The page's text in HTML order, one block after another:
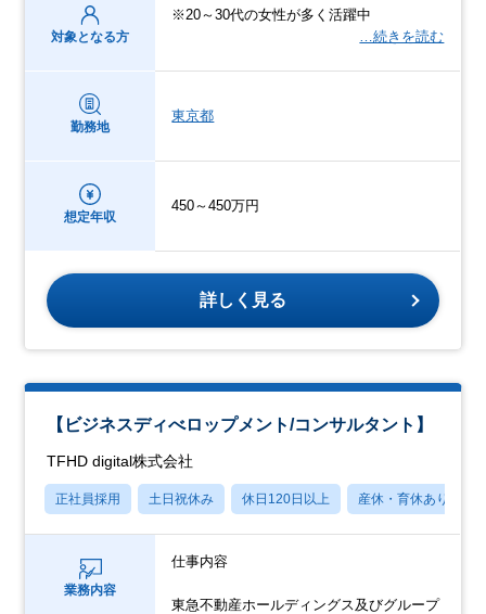
対象となる方
※20～30代の女性が多く活躍中
…続きを読む
勤務地
東京都
想定年収
450～450万円
詳しく見る
【ビジネスディべロップメント/コンサルタント】
TFHD digital株式会社
正社員採用 土日祝休み 休日120日以上 産休・育休あり
業務内容
仕事内容
東急不動産ホールディングス及びグループ